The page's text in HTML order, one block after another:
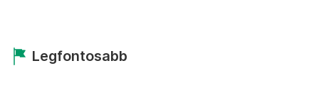
Legfontosabb